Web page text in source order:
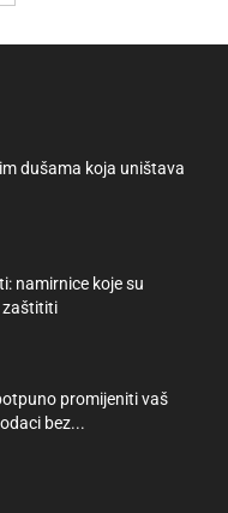
dušama koja uništava
namirnice koje su
zaštititi
promijeniti vaš
bez...